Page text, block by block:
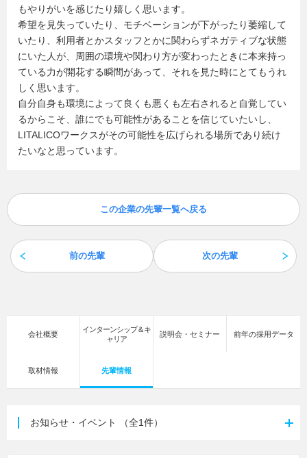
もやりがいを感じたり嬉しく思います。
希望を見失っていたり、モチベーションが下がったり萎縮して
いたり、利用者とかスタッフとかに関わらずネガティブな状態
にいた人が、周囲の環境や関わり方が変わったときに本来持っ
ている力が開花する瞬間があって、それを見た時にとてもうれ
しく思います。
自分自身も環境によって良くも悪くも左右されると自覚してい
るからこそ、誰にでも可能性があることを信じていたいし、
LITALICOワークスがその可能性を広げられる場所であり続け
たいなと思っています。
前の先輩
この企業の先輩一覧へ戻る
次の先輩
会社概要
インターンシップ＆キ
ャリア
説明会・セミナー 前年の採用データ
取材情報 先輩情報
お知らせ・イベント （全1件）